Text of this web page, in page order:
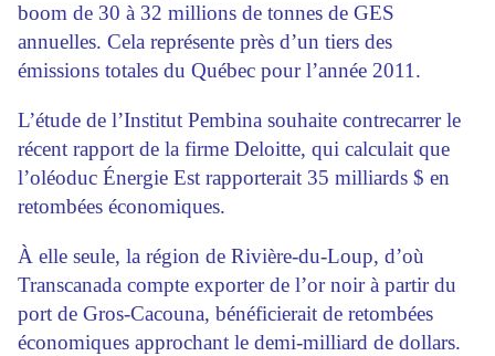
boom de 30 à 32 millions de tonnes de GES
annuelles. Cela représente près d’un tiers des
émissions totales du Québec pour l’année 2011.
L’étude de l’Institut Pembina souhaite contrecarrer le
récent rapport de la firme Deloitte, qui calculait que
l’oléoduc Énergie Est rapporterait 35 milliards $ en
retombées économiques.
À elle seule, la région de Rivière-du-Loup, d’où
Transcanada compte exporter de l’or noir à partir du
port de Gros-Cacouna, bénéficierait de retombées
économiques approchant le demi-milliard de dollars.